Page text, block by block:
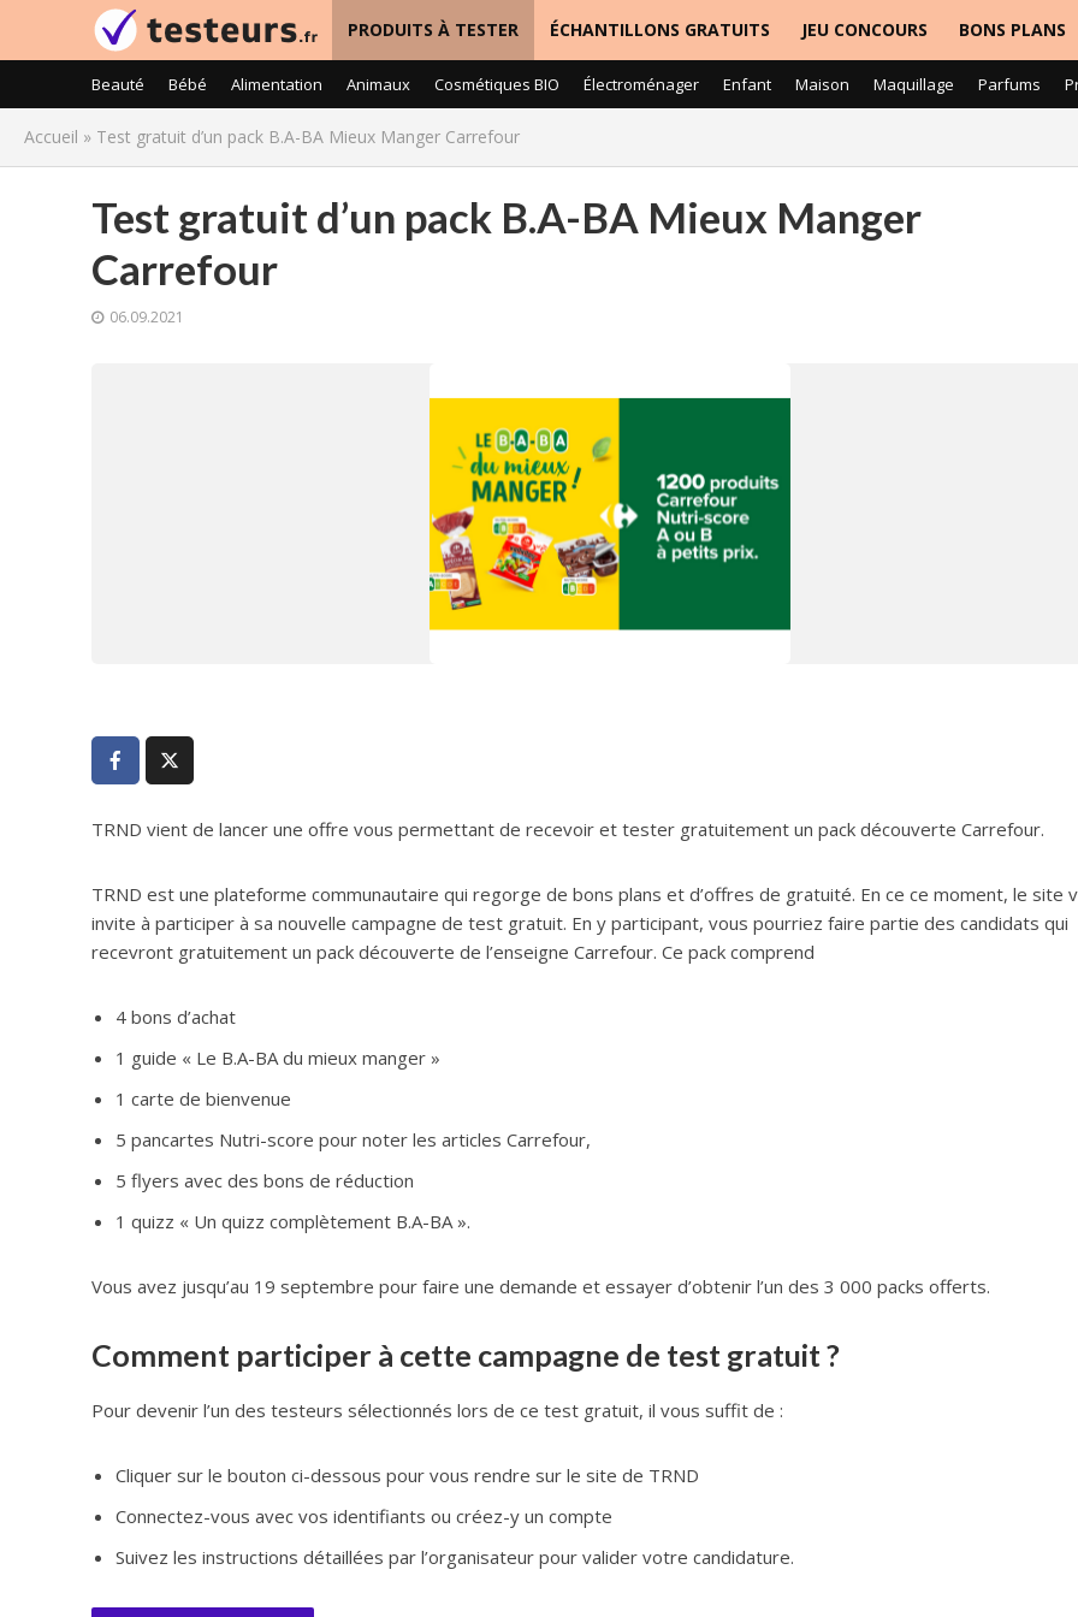
PRODUITS À TESTER ÉCHANTILLONS GRATUITS JEU CONCOURS BONS PLANS
Beauté Bébé Alimentation Animaux Cosmétiques BIO Électroménager Enfant Maison Maquillage Parfums
Accueil » Test gratuit d’un pack B.A-BA Mieux Manger Carrefour
Test gratuit d’un pack B.A-BA Mieux Manger
Carrefour
06.09.2021
TRND vient de lancer une offre vous permettant de recevoir et tester gratuitement un pack découverte Carrefour.
TRND est une plateforme communautaire qui regorge de bons plans et d’offres de gratuité. En ce ce moment, le site
invite à participer à sa nouvelle campagne de test gratuit. En y participant, vous pourriez faire partie des candidats qui
recevront gratuitement un pack découverte de l’enseigne Carrefour. Ce pack comprend
4 bons d’achat
1 guide « Le B.A-BA du mieux manger »
1 carte de bienvenue
5 pancartes Nutri-score pour noter les articles Carrefour,
5 flyers avec des bons de réduction
1 quizz « Un quizz complètement B.A-BA ».
Vous avez jusqu’au 19 septembre pour faire une demande et essayer d’obtenir l’un des 3 000 packs offerts.
Comment participer à cette campagne de test gratuit ?
Pour devenir l’un des testeurs sélectionnés lors de ce test gratuit, il vous suffit de :
Cliquer sur le bouton ci-dessous pour vous rendre sur le site de TRND
Connectez-vous avec vos identifiants ou créez-y un compte
Suivez les instructions détaillées par l’organisateur pour valider votre candidature.